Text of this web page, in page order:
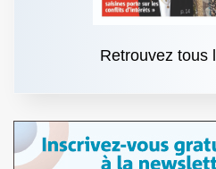
Retrouvez tous